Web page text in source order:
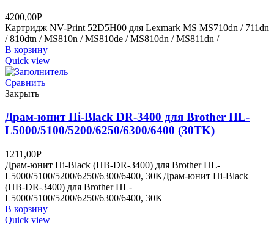
4200,00Р
Картридж NV-Print 52D5H00 для Lexmark MS MS710dn / 711dn
/ 810dtn / MS810n / MS810de / MS810dn / MS811dn /
В корзину
Quick view
Сравнить
Закрыть
Драм-юнит Hi-Black DR-3400 для Brother HL-
L5000/5100/5200/6250/6300/6400 (30TK)
1211,00Р
Драм-юнит Hi-Black (HB-DR-3400) для Brother HL-
L5000/5100/5200/6250/6300/6400, 30KДрам-юнит Hi-Black
(HB-DR-3400) для Brother HL-
L5000/5100/5200/6250/6300/6400, 30K
В корзину
Quick view